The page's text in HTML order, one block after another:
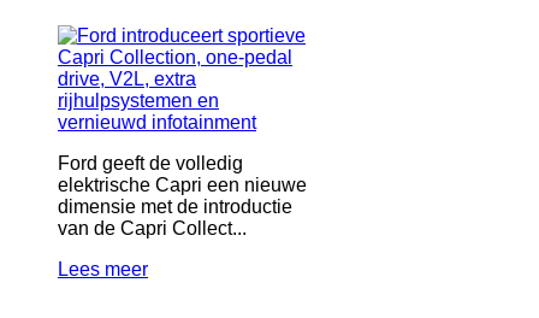
Ford geeft de volledig
elektrische Capri een nieuwe
dimensie met de introductie
van de Capri Collect...
Lees meer